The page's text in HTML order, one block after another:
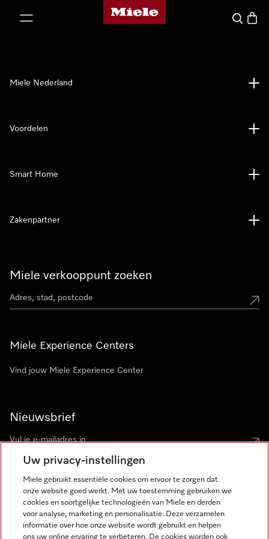
Homepage van Miele
Wat zoek
Miele verkooppunt zoeken
Miele Experience Centers
Vind jouw Miele Experience Center
Nieuwsbrief
Miele Nederland
Voordelen
Smart Home
Zakenpartner
Miele op Instagram
Miele op Facebook
Miele op Youtube
Uw privacy-instellingen
Miele gebruikt essentiële cookies om ervoor te zorgen dat
onze website goed werkt. Met uw toestemming gebruiken we
cookies en soortgelijke technologieën van Miele en derden
voor analyse, marketing en personalisatie. Deze verzamelen
informatie over hoe onze website wordt gebruikt en helpen
ons uw online ervaring te verbeteren. De cookies worden ook